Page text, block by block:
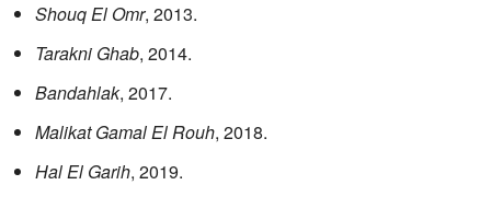
Shouq El Omr, 2013.
Tarakni Ghab, 2014.
Bandahlak, 2017.
Malikat Gamal El Rouh, 2018.
Hal El Garih, 2019.